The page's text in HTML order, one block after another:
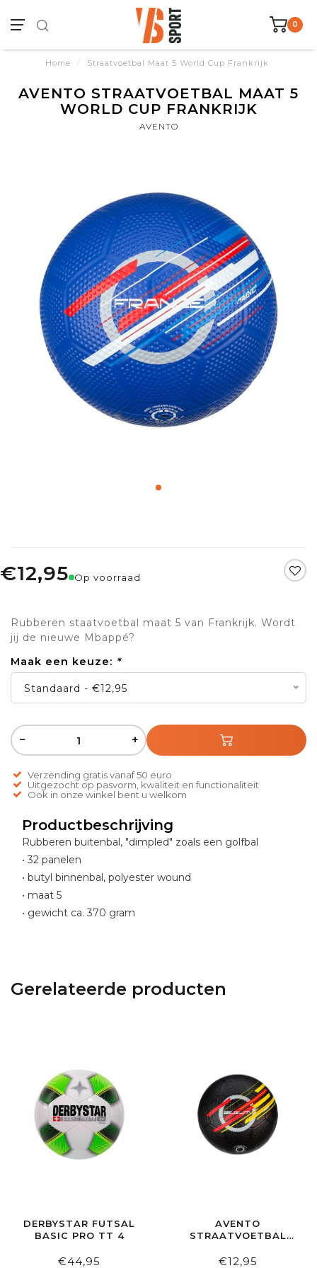
0
Home / Straatvoetbal Maat 5 World Cup Frankrijk
AVENTO STRAATVOETBAL MAAT 5
WORLD CUP FRANKRIJK
AVENTO
€12,95 Op voorraad
Rubberen staatvoetbal maat 5 van Frankrijk. Wordt
jij de nieuwe Mbappé?
Maak een keuze: *
Standaard - €12,95
− +
Verzending gratis vanaf 50 euro
Uitgezocht op pasvorm, kwaliteit en functionaliteit
Ook in onze winkel bent u welkom
Productbeschrijving
Rubberen buitenbal, "dimpled" zoals een golfbal
• 32 panelen
• butyl binnenbal, polyester wound
• maat 5
• gewicht ca. 370 gram
Gerelateerde producten
DERBYSTAR FUTSAL
BASIC PRO TT 4
€44,95
AVENTO
STRAATVOETBAL
BELGIË
€12,95